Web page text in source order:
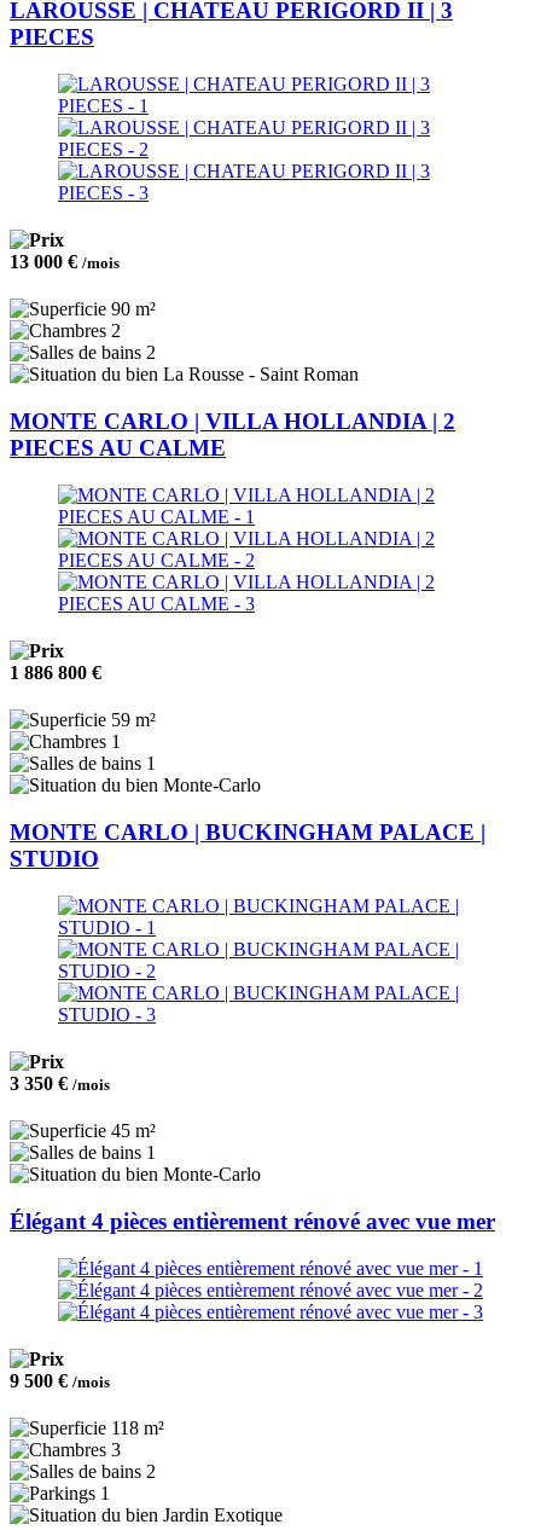
LAROUSSE | CHATEAU PERIGORD II | 3
PIECES
13 000 € /mois
90 m²
2
2
La Rousse - Saint Roman
MONTE CARLO | VILLA HOLLANDIA | 2
PIECES AU CALME
1 886 800 €
59 m²
1
1
Monte-Carlo
MONTE CARLO | BUCKINGHAM PALACE |
STUDIO
3 350 € /mois
45 m²
1
Monte-Carlo
Élégant 4 pièces entièrement rénové avec vue mer
9 500 € /mois
118 m²
3
2
1
Jardin Exotique